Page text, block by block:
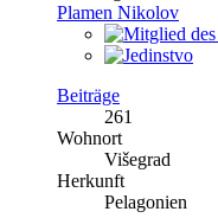
Plamen Nikolov
Beiträge
261
Wohnort
Višegrad
Herkunft
Pelagonien